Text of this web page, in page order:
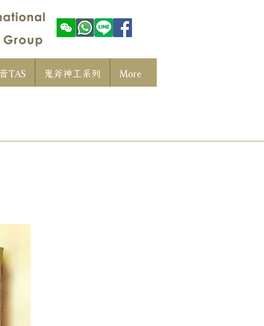
TAS 鬼斧神工系列 More